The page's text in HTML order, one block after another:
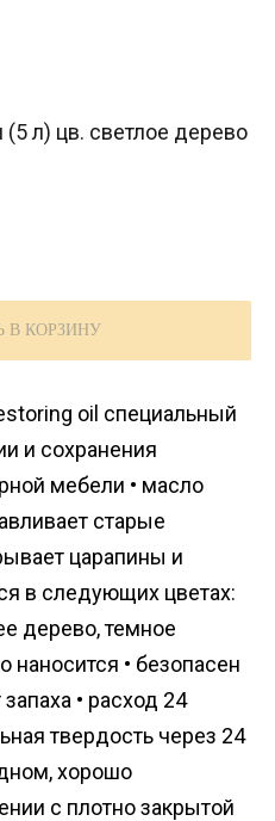
л) цв. светлое дерево
В КОРЗИНУ
oil специальный
и сохранения
мебели • масло
старые
царапины и
в следующих цветах:
дерево, темное
наносится • безопасен
• расход 24
твердость через 24
хорошо
с плотно закрытой